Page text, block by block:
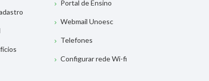
Portal de Ensino
Webmail Unoesc
Telefones
Configurar rede Wi-fi